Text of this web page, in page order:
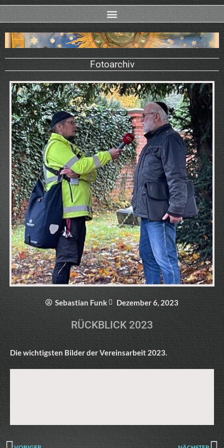
Fotoarchiv
Sebastian Funk Dezember 6, 2023
RÜCKBLICK 2023
Die wichtigsten Bilder der Vereinsarbeit 2023.